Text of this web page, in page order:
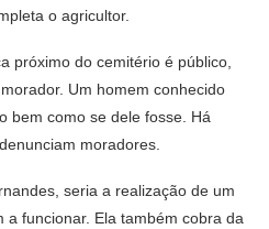
o agricultor.
próximo do cemitério é público,
Um homem conhecido
bem como se dele fosse. Há
moradores.
seria a realização de um
a funcionar. Ela também cobra da